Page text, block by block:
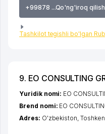
+99878 ...Qo'ng'iroq qilish
Tashkilot tegishli bo'lgan
9. EO CONSULTING
Yuridik nomi: EO
Brend nomi: EO
Adres: O'zbekiston,